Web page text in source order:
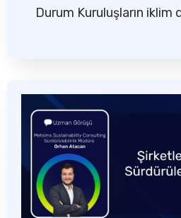
Durum Kuruluşların iklim